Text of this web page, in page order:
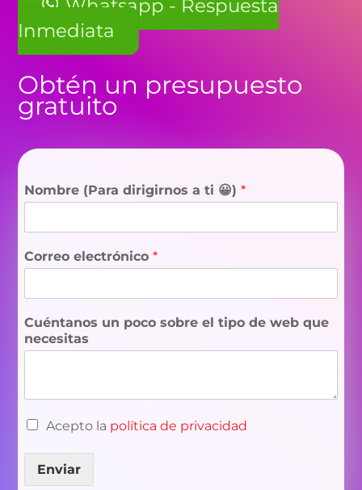
Whatsapp - Respuesta
Inmediata
Obtén un presupuesto
gratuito
Nombre (Para dirigirnos a ti 😀)*
Correo electrónico*
Cuéntanos un poco sobre el tipo de web que
necesitas
Acepto la política de privacidad
Enviar